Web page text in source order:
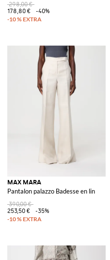
298,00 €
178,80 €
-40%
MAX MARA
Pantalon palazzo Badesse en lin
390,00 €
253,50 €
-35%